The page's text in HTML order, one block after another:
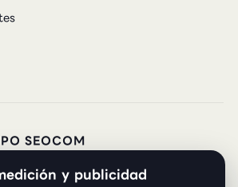
SEOCOM
MOON· Desarrollo web e IA
y publicidad